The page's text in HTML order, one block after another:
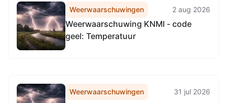
Weerwaarschuwingen 2 aug 2026
Weerwaarschuwing KNMI - code
geel: Temperatuur
Weerwaarschuwingen 31 jul 2026